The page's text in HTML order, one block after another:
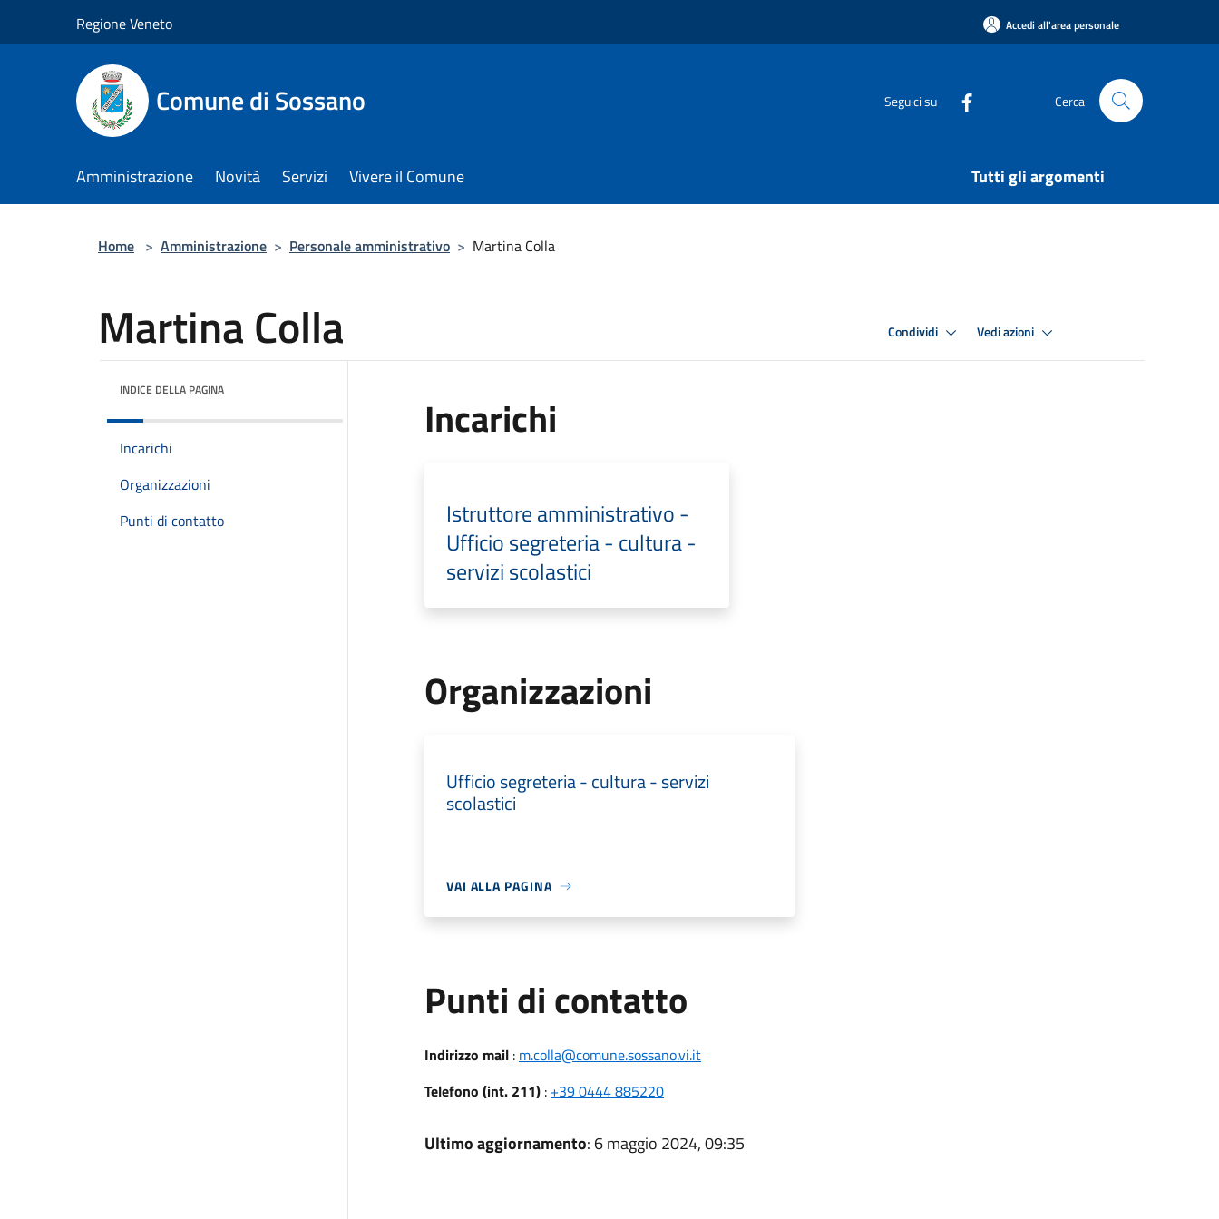
Regione Veneto Accedi all'area personale
Comune di Sossano Seguici su Cerca
Amministrazione Novità Servizi Vivere il Comune Tutti gli argomenti
Home > Amministrazione > Personale amministrativo > Martina Colla
Martina Colla Condividi Vedi azioni
INDICE DELLA PAGINA
Incarichi
Organizzazioni
Punti di contatto
Incarichi
Istruttore amministrativo -
Ufficio segreteria - cultura -
servizi scolastici
Organizzazioni
Ufficio segreteria - cultura - servizi
scolastici
VAI ALLA PAGINA
Punti di contatto
Indirizzo mail: m.colla@comune.sossano.vi.it
Telefono (int. 211): +39 0444 885220
Ultimo aggiornamento: 6 maggio 2024, 09:35